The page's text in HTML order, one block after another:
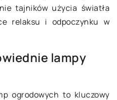
tajników użycia światła
relaksu i odpoczynku w
lampy
ogrodowych to kluczowy